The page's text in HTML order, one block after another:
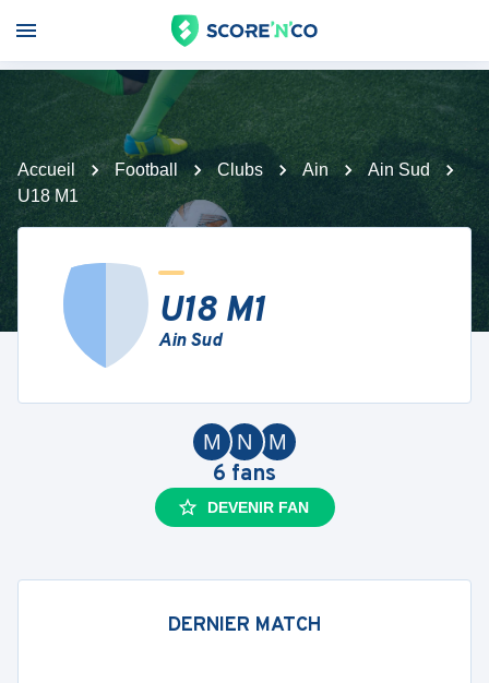
Accueil Football Clubs Ain
Ain Sud
U18 M1
U18 M1
Ain Sud
M
N
M
6 fans
DEVENIR FAN
DERNIER MATCH